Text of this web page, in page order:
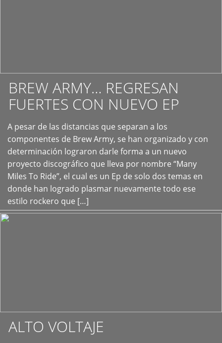
BREW ARMY… REGRESAN
FUERTES CON NUEVO EP
A pesar de las distancias que separan a los
componentes de Brew Army, se han organizado y con
determinación lograron darle forma a un nuevo
proyecto discográfico que lleva por nombre “Many
Miles To Ride”, el cual es un Ep de solo dos temas en
donde han logrado plasmar nuevamente todo ese
estilo rockero que […]
+
ALTO VOLTAJE